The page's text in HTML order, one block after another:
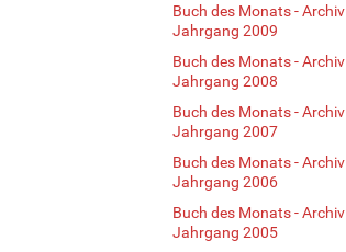
Buch des Monats - Archiv
Jahrgang 2009
Buch des Monats - Archiv
Jahrgang 2008
Buch des Monats - Archiv
Jahrgang 2007
Buch des Monats - Archiv
Jahrgang 2006
Buch des Monats - Archiv
Jahrgang 2005